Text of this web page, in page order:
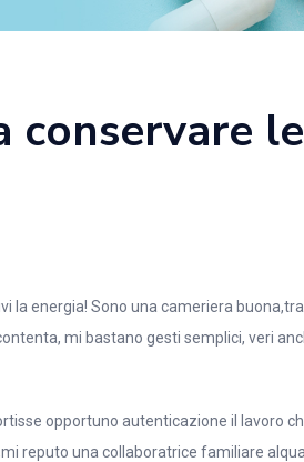
conservare le
energia! Sono una cameriera
mi bastano gesti semplici, veri
opportuno autenticazione il lavoro
reputo una collaboratrice familiare